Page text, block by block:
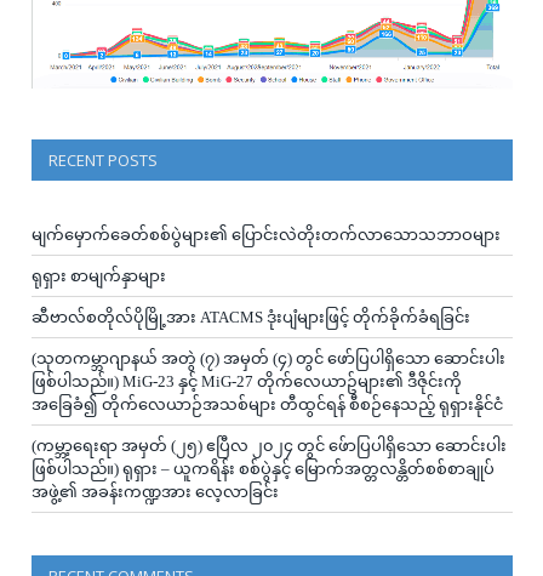
RECENT POSTS
မျက်မှောက်ခေတ်စစ်ပွဲများ၏ ပြောင်းလဲတိုးတက်လာသောသဘာဝများ
ရုရှား စာမျက်နှာများ
ဆီဗာလ်စတိုလ်ပိုမြို့အား ATACMS ဒုံးပျံများဖြင့် တိုက်ခိုက်ခံရခြင်း
(သုတကမ္ဘာဂျာနယ် အတွဲ (၇) အမှတ် (၄) တွင် ဖော်ပြပါရှိသော ဆောင်းပါး
ဖြစ်ပါသည်။) MiG-23 နှင့် MiG-27 တိုက်လေယာဥ်များ၏ ဒီဇိုင်းကို
အခြေခံ၍ တိုက်လေယာဉ်အသစ်များ တီထွင်ရန် စီစဉ်နေသည့် ရုရှားနိုင်ငံ
(ကမ္ဘာ့ရေးရာ အမှတ် (၂၅) ဧပြီလ ၂၀၂၄ တွင် ဖ်ောပြပါရှိသော ဆောင်းပါး
ဖြစ်ပါသည်။) ရုရှား – ယူကရိန်း စစ်ပွဲနှင့် မြောက်အတ္တလန္တိတ်စစ်စာချုပ်
အဖွဲ့၏ အခန်းကဏ္ဍအား လေ့လာခြင်း